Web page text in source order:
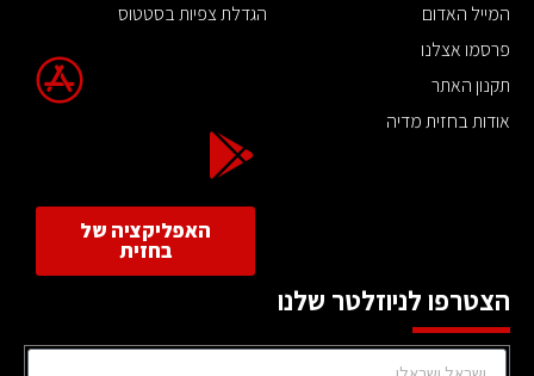
המייל האדום
פרסמו אצלנו
תקנון האתר
אודות בחזית מדיה
הגדלת צפיות בסטטוס
האפליקציה של
בחזית
הצטרפו לניוזלטר שלנו